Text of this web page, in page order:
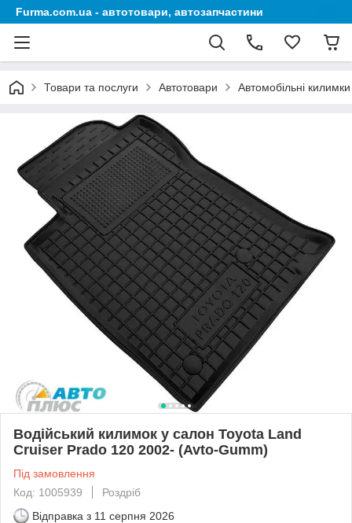
Furma.com.ua - автотовари, автозапчастини
Товари та послуги Автотовари Автомобільні килимки
Водійський килимок у салон Toyota Land
Cruiser Prado 120 2002- (Avto-Gumm)
Під замовлення
Код: 1005939
Роздріб
Відправка з 11 серпня 2026